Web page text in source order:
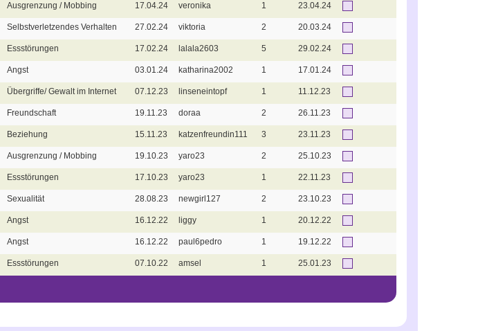
Ausgrenzung / Mobbing 17.04.24 veronika 1 23.04.24
Selbstverletzendes Verhalten 27.02.24 viktoria 2 20.03.24
Essstörungen 17.02.24 lalala2603 5 29.02.24
Angst 03.01.24 katharina2002 1 17.01.24
Übergriffe/ Gewalt im Internet 07.12.23 linseneintopf 1 11.12.23
Freundschaft 19.11.23 doraa 2 26.11.23
Beziehung 15.11.23 katzenfreundin111 3 23.11.23
Ausgrenzung / Mobbing 19.10.23 yaro23 2 25.10.23
Essstörungen 17.10.23 yaro23 1 22.11.23
Sexualität 28.08.23 newgirl127 2 23.10.23
Angst 16.12.22 liggy 1 20.12.22
Angst 16.12.22 paul6pedro 1 19.12.22
Essstörungen 07.10.22 amsel 1 25.01.23